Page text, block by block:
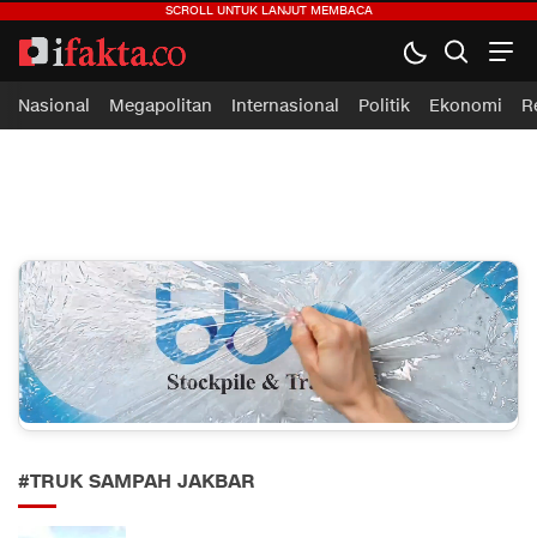
ifakta.co
#pastibenar
Nasional Megapolitan Internasional Politik Ekonomi
#TRUK SAMPAH JAKBAR